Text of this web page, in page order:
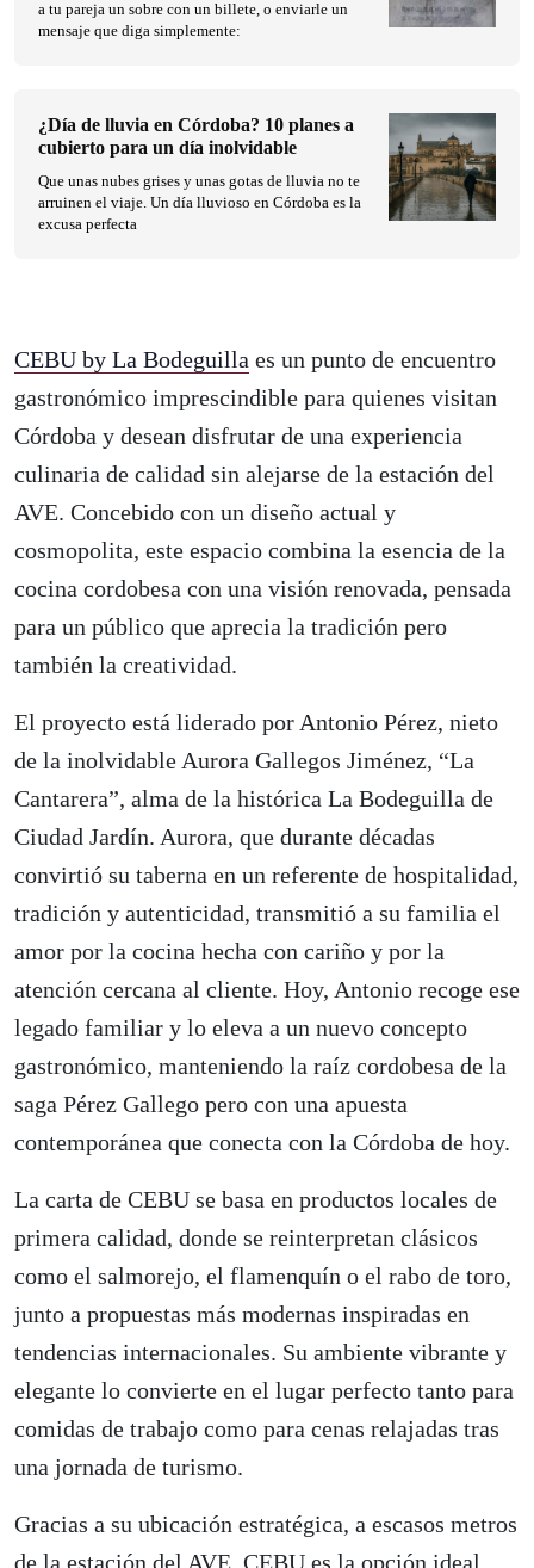
CEBU by La Bodeguilla es un punto de encuentro
gastronómico imprescindible para quienes visitan
Córdoba y desean disfrutar de una experiencia
culinaria de calidad sin alejarse de la estación del
AVE. Concebido con un diseño actual y
cosmopolita, este espacio combina la esencia de la
cocina cordobesa con una visión renovada, pensada
para un público que aprecia la tradición pero
también la creatividad.
El proyecto está liderado por Antonio Pérez, nieto
de la inolvidable Aurora Gallegos Jiménez, “La
Cantarera”, alma de la histórica La Bodeguilla de
Ciudad Jardín. Aurora, que durante décadas
convirtió su taberna en un referente de hospitalidad,
tradición y autenticidad, transmitió a su familia el
amor por la cocina hecha con cariño y por la
atención cercana al cliente. Hoy, Antonio recoge ese
legado familiar y lo eleva a un nuevo concepto
gastronómico, manteniendo la raíz cordobesa de la
saga Pérez Gallego pero con una apuesta
contemporánea que conecta con la Córdoba de hoy.
La carta de CEBU se basa en productos locales de
primera calidad, donde se reinterpretan clásicos
como el salmorejo, el flamenquín o el rabo de toro,
junto a propuestas más modernas inspiradas en
tendencias internacionales. Su ambiente vibrante y
elegante lo convierte en el lugar perfecto tanto para
comidas de trabajo como para cenas relajadas tras
una jornada de turismo.
Gracias a su ubicación estratégica, a escasos metros
de la estación del AVE, CEBU es la opción ideal
a tu pareja un sobre con un billete, o enviarle un
mensaje que diga simplemente:
¿Día de lluvia en Córdoba? 10 planes a
cubierto para un día inolvidable
Que unas nubes grises y unas gotas de lluvia no te
arruinen el viaje. Un día lluvioso en Córdoba es la
excusa perfecta